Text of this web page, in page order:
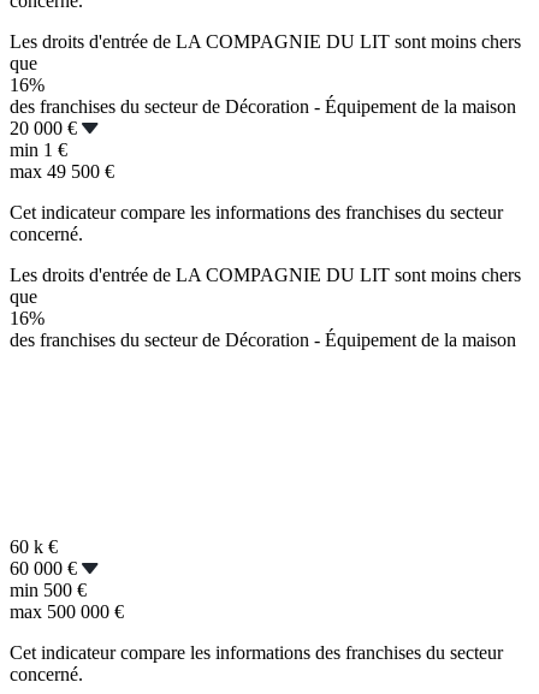
Les droits d'entrée de LA COMPAGNIE DU LIT sont moins chers
que
16%
des franchises du secteur de Décoration - Équipement de la maison
20 000 €
min 1 €
max 49 500 €
Cet indicateur compare les informations des franchises du secteur
concerné.
Les droits d'entrée de LA COMPAGNIE DU LIT sont moins chers
que
16%
des franchises du secteur de Décoration - Équipement de la maison
60 k €
60 000 €
min 500 €
max 500 000 €
Cet indicateur compare les informations des franchises du secteur
concerné.